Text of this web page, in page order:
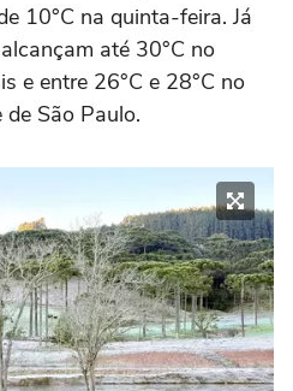
10°C na quinta-feira. Já
até 30°C no
e entre 26°C e 28°C no
São Paulo.